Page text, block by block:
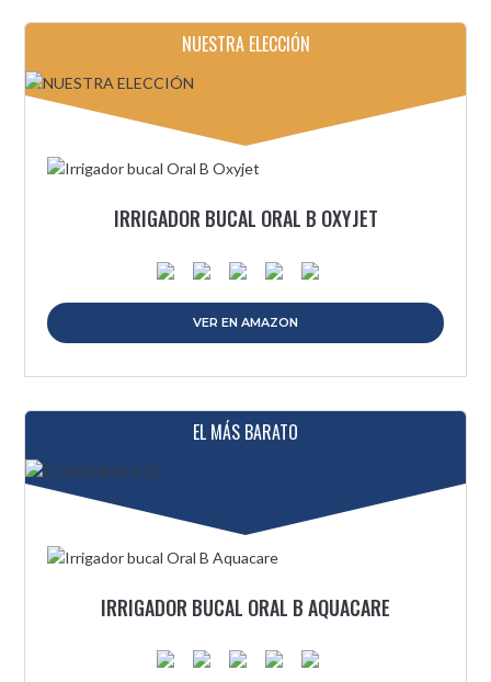
NUESTRA ELECCIÓN
IRRIGADOR BUCAL ORAL B OXYJET
VER EN AMAZON
EL MÁS BARATO
IRRIGADOR BUCAL ORAL B AQUACARE